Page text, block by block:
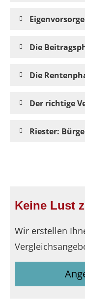
Die
Die
Der richtige
Riester:
Keine Lust
Wir erstellen